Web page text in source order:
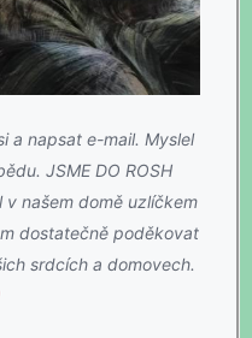
a napsat e-mail. Myslel
JSME DO ROSH
v našem domě uzlíčkem
dostatečně poděkovat
srdcích a domovech.